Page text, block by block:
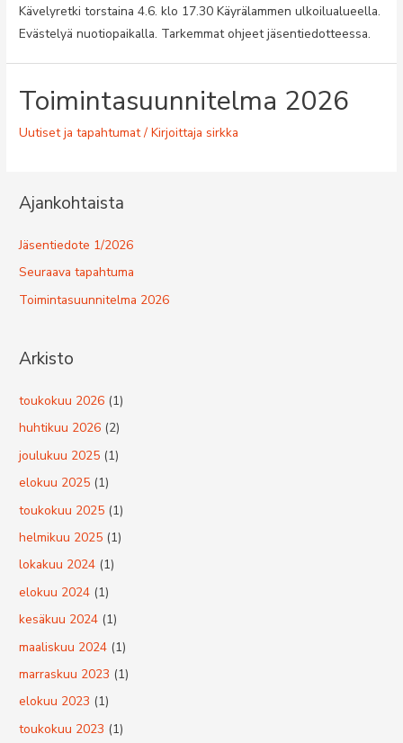
Kävelyretki torstaina 4.6. klo 17.30 Käyrälammen ulkoilualueella.
Evästelyä nuotiopaikalla. Tarkemmat ohjeet jäsentiedotteessa.
Toimintasuunnitelma 2026
Uutiset ja tapahtumat/ Kirjoittajasirkka
Ajankohtaista
Jäsentiedote 1/2026
Seuraava tapahtuma
Toimintasuunnitelma 2026
Arkisto
toukokuu 2026 (1)
huhtikuu 2026 (2)
joulukuu 2025 (1)
elokuu 2025 (1)
toukokuu 2025 (1)
helmikuu 2025 (1)
lokakuu 2024 (1)
elokuu 2024 (1)
kesäkuu 2024 (1)
maaliskuu 2024 (1)
marraskuu 2023 (1)
elokuu 2023 (1)
toukokuu 2023 (1)